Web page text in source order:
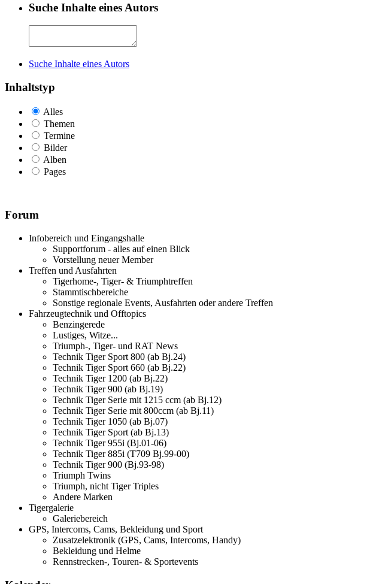
Suche Inhalte eines Autors
Suche Inhalte eines Autors
Inhaltstyp
Alles
Themen
Termine
Bilder
Alben
Pages
Forum
Infobereich und Eingangshalle
Supportforum - alles auf einen Blick
Vorstellung neuer Member
Treffen und Ausfahrten
Tigerhome-, Tiger- & Triumphtreffen
Stammtischbereiche
Sonstige regionale Events, Ausfahrten oder andere Treffen
Fahrzeugtechnik und Offtopics
Benzingerede
Lustiges, Witze...
Triumph-, Tiger- und RAT News
Technik Tiger Sport 800 (ab Bj.24)
Technik Tiger Sport 660 (ab Bj.22)
Technik Tiger 1200 (ab Bj.22)
Technik Tiger 900 (ab Bj.19)
Technik Tiger Serie mit 1215 ccm (ab Bj.12)
Technik Tiger Serie mit 800ccm (ab Bj.11)
Technik Tiger 1050 (ab Bj.07)
Technik Tiger Sport (ab Bj.13)
Technik Tiger 955i (Bj.01-06)
Technik Tiger 885i (T709 Bj.99-00)
Technik Tiger 900 (Bj.93-98)
Triumph Twins
Triumph, nicht Tiger Triples
Andere Marken
Tigergalerie
Galeriebereich
GPS, Intercoms, Cams, Bekleidung und Sport
Zusatzelektronik (GPS, Cams, Intercoms, Handy)
Bekleidung und Helme
Rennstrecken-, Touren- & Sportevents